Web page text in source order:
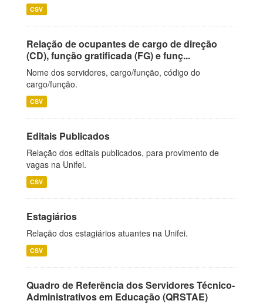
CSV
Relação de ocupantes de cargo de direção
(CD), função gratificada (FG) e funç...
Nome dos servidores, cargo/função, código do
cargo/função.
CSV
Editais Publicados
Relação dos editais publicados, para provimento de
vagas na Unifei.
CSV
Estagiários
Relação dos estagiários atuantes na Unifei.
CSV
Quadro de Referência dos Servidores Técnico-
Administrativos em Educação (QRSTAE)